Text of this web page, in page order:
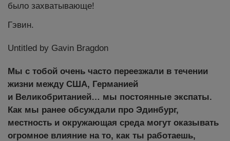
было захватывающе!
Гэвин.
Untitled by Gavin Bragdon
Мы с тобой очень часто переезжали в течении
жизни между США, Германией
и Великобританией… мы постоянные экспаты.
Как мы ранее обсуждали про Эдинбург,
местность и окружающая среда могут оказывать
огромное влияние на то, как ты работаешь,